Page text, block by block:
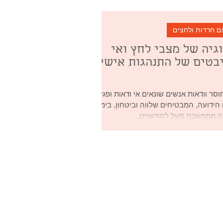
החל מ"שקרים לבנים" חברתיים ועד
שיטתית. אנשים הנוקטים
ז
של מצבי לחץ ואי
של התנהגות אישית
וודאות אנשים שונאים אי ודאות ופגיעה
המבטיחים שלווה וביטחון. בימים
מתמשכת מעל לחודשיים...
חרדות ולחצים